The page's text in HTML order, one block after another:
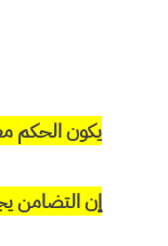
يكون الحكم
إن التضامن